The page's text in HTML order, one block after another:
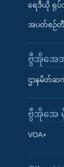
Learning
ရေဒီယို ရု
အပတ်စဉ်တီဗွီ
ဗွီအိုအေအ
ဌာနမိတ်ဆ
ဗွီအိုအေ
VOA+